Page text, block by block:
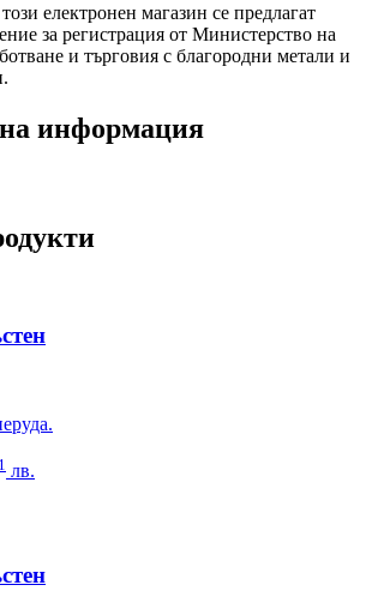
електронен магазин се предлагат
за регистрация от Министерство на
и търговия с благородни метали и
информация
лв.